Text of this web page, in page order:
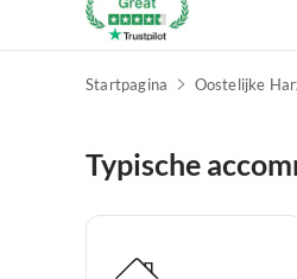
Startpagina Oostelijke
Typische